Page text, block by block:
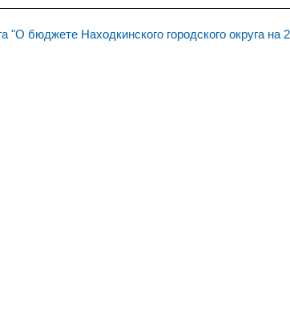
"О бюджете Находкинского городского округа на